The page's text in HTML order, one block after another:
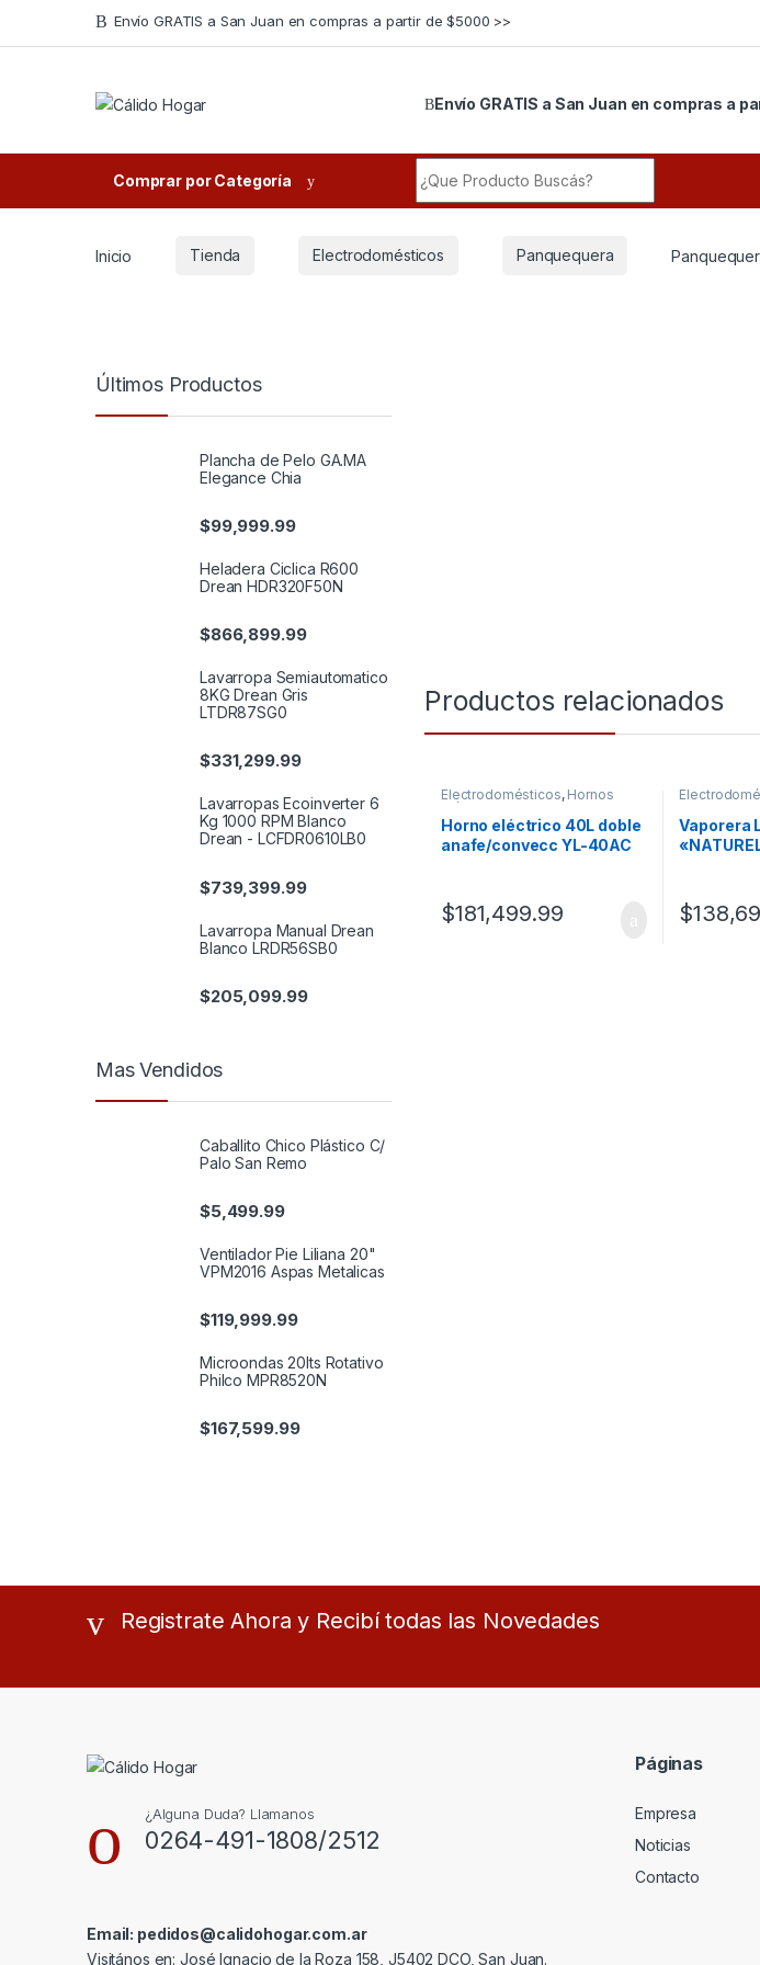
Skip to navigation
Skip to content Envío GRATIS a San Juan en compras a partir de $5000 >>
Envío GRATIS a San Juan en compras a
Comprar por Categoría
Inicio Tienda Electrodomésticos Panquequera
Productos relacionados
Electrodomésticos, Hornos
eléctricos
Horno eléctrico 40L doble
anafe/convecc YL-40AC
$181,499.99
Vaporera
$
Últimos Productos
Plancha de Pelo GA.MA
Elegance Chia
$99,999.99
Heladera Ciclica R600
Drean HDR320F50N
$866,899.99
Lavarropa Semiautomatico
8KG Drean Gris
LTDR87SG0
$331,299.99
Lavarropas Ecoinverter 6
Kg 1000 RPM Blanco
Drean - LCFDR0610LB0
$739,399.99
Lavarropa Manual Drean
Blanco LRDR56SB0
$205,099.99
Mas Vendidos
Caballito Chico Plástico C/
Palo San Remo
$5,499.99
Ventilador Pie Liliana 20"
VPM2016 Aspas Metalicas
$119,999.99
Microondas 20lts Rotativo
Philco MPR8520N
$167,599.99
Registrate Ahora y Recibí todas las Novedades
¿Alguna Duda? Llamanos
0264-491-1808/2512
Email: pedidos@calidohogar.com.ar
Visitános en: José Ignacio de la Roza 158, J5402 DCO, San Juan.
Páginas
Empresa
Noticias
Contacto